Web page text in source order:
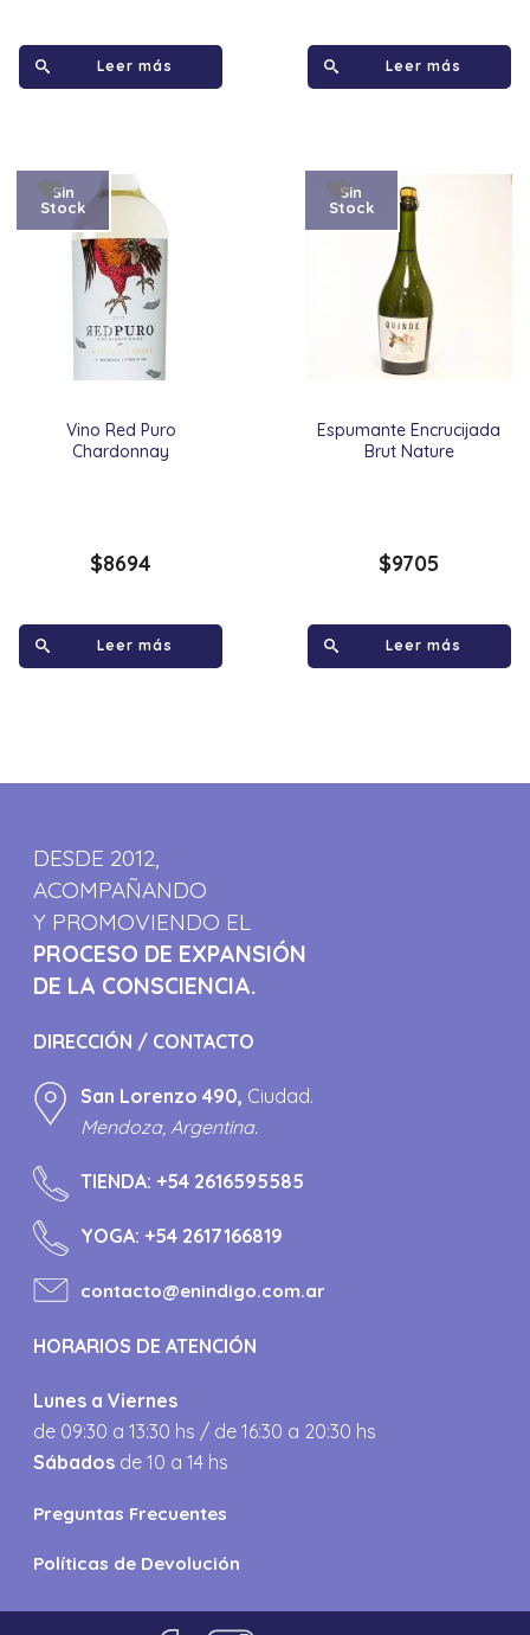
Leer más Leer más
Vino Red Puro
Chardonnay
Sin
Stock
$8694
Leer más
Espumante Encrucijada
Brut Nature
Sin
Stock
$9705
Leer más
DESDE 2012,
ACOMPAÑANDO
Y PROMOVIENDO EL
PROCESO DE EXPANSIÓN
DE LA CONSCIENCIA.
DIRECCIÓN / CONTACTO
San Lorenzo 490, Ciudad.
Mendoza, Argentina.
TIENDA:+54 2616595585
YOGA:+54 2617166819
contacto@enindigo.com.ar
HORARIOS DE ATENCIÓN
Lunes a Viernes
de 09:30 a 13:30 hs / de 16:30 a 20:30 hs
Sábados de 10 a 14 hs
Preguntas Frecuentes
Políticas de Devolución